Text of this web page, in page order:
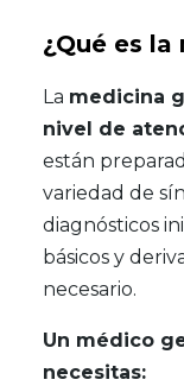
¿Qué es
La medicina
nivel de
están
variedad de
diagnósticos
básicos y
necesario.
Un médico
necesitas: